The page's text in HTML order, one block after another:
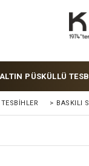
ALTIN PÜSKÜLLÜ
> BASKILI